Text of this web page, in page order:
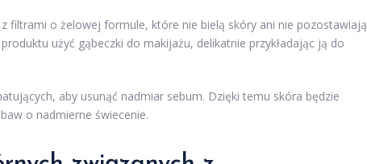
filtrami o żelowej formule, które nie bielą skóry ani nie pozostawiają
użyć gąbeczki do makijażu, delikatnie przykładając ją do
aby usunąć nadmiar sebum. Dzięki temu skóra będzie
o nadmierne świecenie.